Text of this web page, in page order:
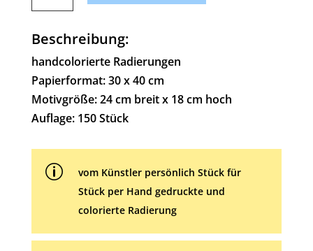
Art!
Menge
r
n
a
t
i
e
Beschreibung:
handcolorierte Radierungen
Papierformat: 30 x 40 cm
Motivgröße: 24 cm breit x 18 cm hoch
Auflage: 150 Stück
p
vom Künstler persönlich Stück für
Stück per Hand gedruckte und
colorierte Radierung